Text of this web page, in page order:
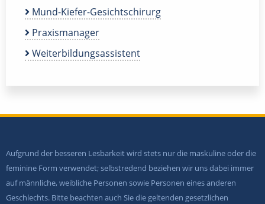
Mund-Kiefer-Gesichtschirurg
Praxismanager
Weiterbildungsassistent
Aufgrund der besseren Lesbarkeit wird stets nur die maskuline oder die
feminine Form verwendet; selbstredend beziehen wir uns dabei immer
auf männliche, weibliche Personen sowie Personen eines anderen
Geschlechts. Bitte beachten auch Sie die geltenden gesetzlichen